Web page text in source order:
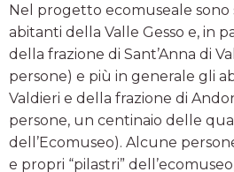
Nel progetto ecomuseale sono
abitanti della Valle Gesso e, in
della frazione di Sant’Anna di
persone) e più in generale gli
Valdieri e della frazione di
persone, un centinaio delle
dell’Ecomuseo). Alcune
e propri “pilastri”